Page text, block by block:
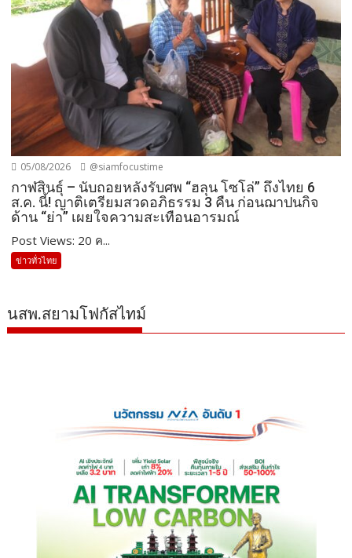
05/08/2026 @siamfocustime
กาฬสินธุ์ – นับถอยหลังรับศพ “ฮลุน โซโล่” ถึงไทย 6
ส.ค. นี้! ญาติเตรียมสวดอภิธรรม 3 คืน ก่อนฌาปนกิจ
ด้าน “ย่า” เผยใจความสะเทือนอารมณ์
Post Views: 20 ค...
ข่าวทั่วไทย
นสพ.สยามโฟกัสไทม์